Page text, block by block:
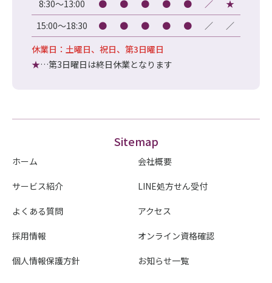
8:30～13:00
● ● ● ● ● ／
★
15:00～18:30
● ● ● ● ● ／
／
休業日：土曜日、祝日、第3日曜日
★…第3日曜日は終日休業となります
Sitemap
ホーム 会社概要
サービス紹介 LINE処方せん受付
よくある質問 アクセス
採用情報 オンライン資格確認
個人情報保護方針 お知らせ一覧